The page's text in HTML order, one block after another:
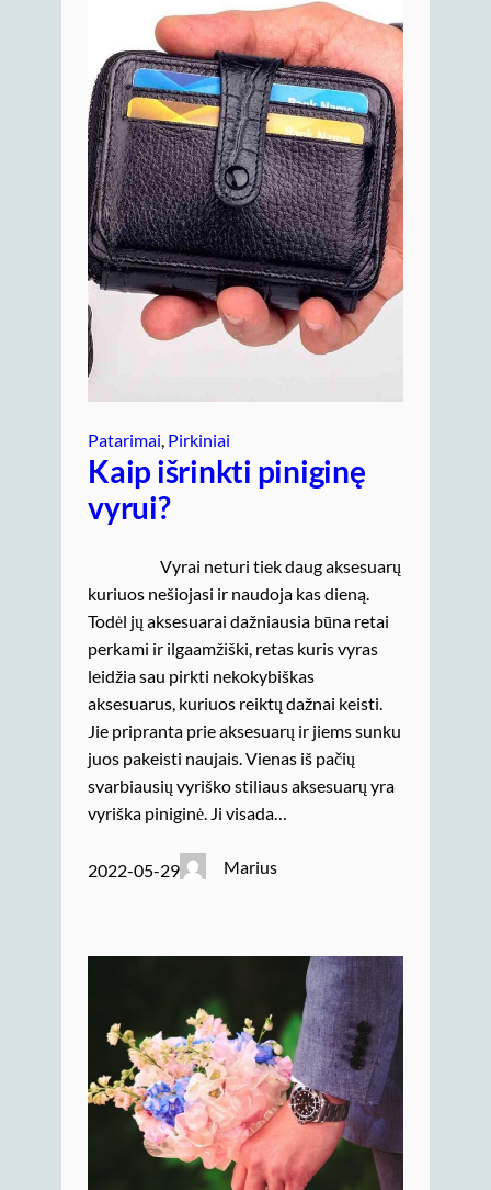
Patarimai, Pirkiniai
Kaip išrinkti piniginę
vyrui?
Vyrai neturi tiek daug aksesuarų
kuriuos nešiojasi ir naudoja kas dieną.
Todėl jų aksesuarai dažniausia būna retai
perkami ir ilgaamžiški, retas kuris vyras
leidžia sau pirkti nekokybiškas
aksesuarus, kuriuos reiktų dažnai keisti.
Jie pripranta prie aksesuarų ir jiems sunku
juos pakeisti naujais. Vienas iš pačių
svarbiausių vyriško stiliaus aksesuarų yra
vyriška piniginė. Ji visada…
2022-05-29 Marius